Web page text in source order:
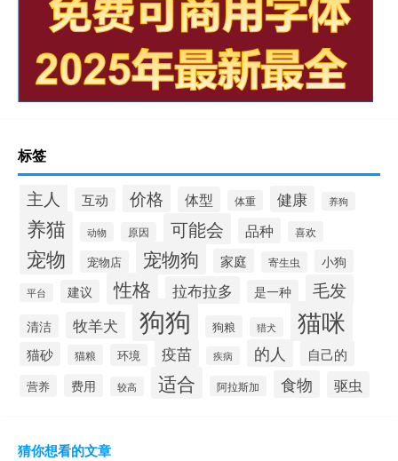
标签
主人 互动 价格 体型 体重 健康 养狗
养猫 动物 原因 可能会 品种 喜欢
宠物 宠物店 宠物狗 家庭 寄生虫 小狗
平台 建议 性格 拉布拉多 是一种 毛发
清洁 牧羊犬 狗狗 狗粮 猎犬 猫咪
猫砂 猫粮 环境 疫苗 疾病 的人 自己的
营养 费用 较高 适合 阿拉斯加 食物 驱虫
猜你想看的文章